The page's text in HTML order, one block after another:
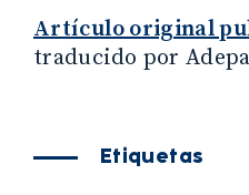
Artículo original
traducido por
Etiquetas